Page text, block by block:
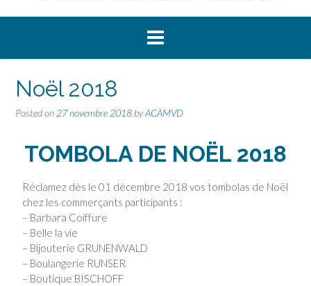
Noël 2018
Posted on 27 novembre 2018 byACAMVD
TOMBOLA DE NOËL 2018
Réclamez dès le 01 décembre 2018 vos tombolas de Noël
chez les commerçants participants :
– Barbara Coiffure
– Belle la vie
– Bijouterie GRUNENWALD
– Boulangerie RUNSER
– Boutique BISCHOFF